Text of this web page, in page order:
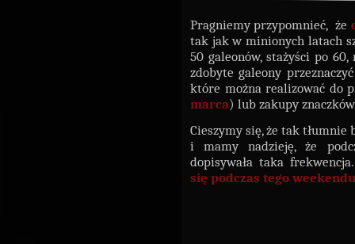
Pragniemy przypomnieć, że
tak jak w minionych latach
50 galeonów, stażyści po
zdobyte galeony
które można realizować do
marca) lub zakupy
Cieszymy się, że tak
i mamy nadzieję, że
dopisywała taka
się podczas tego weekendu